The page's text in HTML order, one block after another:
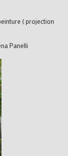
( projection
Panelli